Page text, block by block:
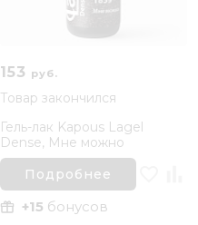
153 руб.
Товар закончился
Гель-лак Kapous Lagel
Dense, Мне можно
Подробнее
+15 бонусов